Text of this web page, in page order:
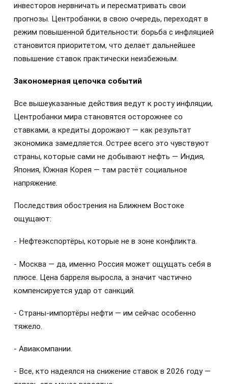
инвесторов нервничать и пересматривать свои
прогнозы. Центробанки, в свою очередь, переходят в
режим повышенной бдительности: борьба с инфляцией
становится приоритетом, что делает дальнейшее
повышение ставок практически неизбежным.
Закономерная цепочка событий
Все вышеуказанные действия ведут к росту инфляции,
Центробанки мира становятся осторожнее со
ставками, а кредиты дорожают — как результат
экономика замедляется. Острее всего это чувствуют
страны, которые сами не добывают нефть — Индия,
Япония, Южная Корея — там растёт социальное
напряжение.
Последствия обострения на Ближнем Востоке
ощущают:
- Нефтеэкспортёры, которые не в зоне конфликта.
- Москва — да, именно Россия может ощущать себя в
плюсе. Цена барреля выросла, а значит частично
компенсируется удар от санкций.
- Страны-импортёры нефти — им сейчас особенно
тяжело.
- Авиакомпании.
- Все, кто надеялся на снижение ставок в 2026 году —